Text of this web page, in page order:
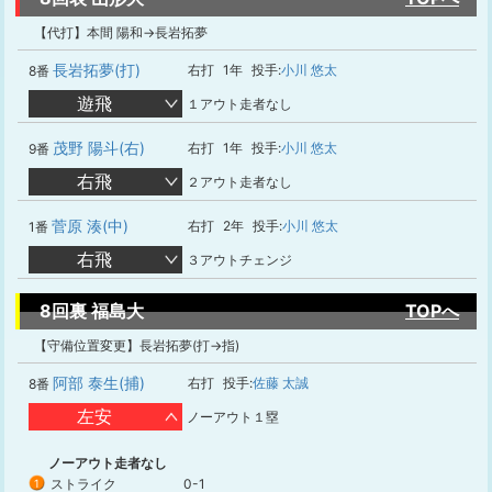
【代打】本間 陽和→長岩拓夢
8番 長岩拓夢(打) 右打 1年 投手:小川 悠太
遊飛 １アウト走者なし
9番 茂野 陽斗(右) 右打 1年 投手:小川 悠太
右飛 ２アウト走者なし
1番 菅原 湊(中) 右打 2年 投手:小川 悠太
右飛 ３アウトチェンジ
8回裏 福島大 TOPへ
【守備位置変更】長岩拓夢(打→指)
8番 阿部 泰生(捕) 右打 投手:佐藤 太誠
左安 ノーアウト１塁
ノーアウト走者なし
1 ストライク 0-1